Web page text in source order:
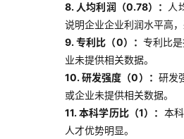
8. 人均利润（0.78）： 人
说明企业企业利润水平高，
9. 专利比（0）： 专利比
业未提供相关数据。
10. 研发强度（0）： 研发
或企业未提供相关数据。
11. 本科学历比（1）： 本
人才优势明显。